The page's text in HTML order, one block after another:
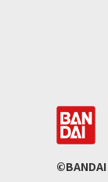
©BANDAI